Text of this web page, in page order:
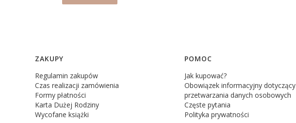
Linki w stopce
ZAKUPY
Regulamin zakupów
Czas realizacji zamówienia
Formy płatności
Karta Dużej Rodziny
Wycofane książki
POMOC
Jak kupować?
Obowiązek informacyjny dotyczący
przetwarzania danych osobowych
Częste pytania
Polityka prywatności